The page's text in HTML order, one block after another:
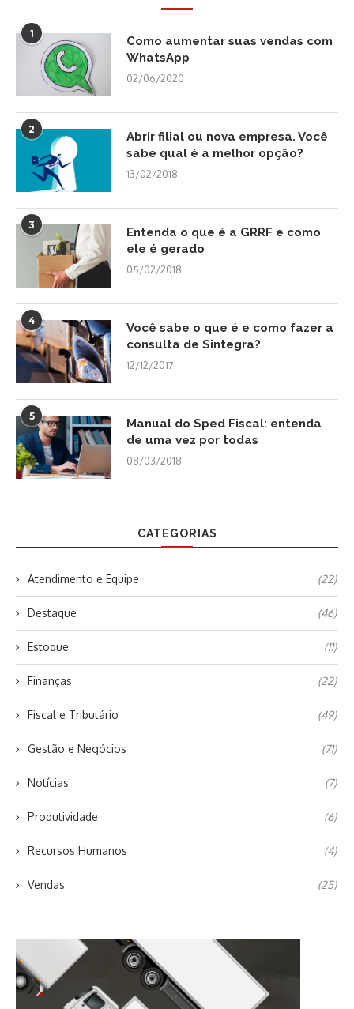
1
Como aumentar suas vendas com
WhatsApp
02/06/2020
2
Abrir filial ou nova empresa. Você
sabe qual é a melhor opção?
13/02/2018
3
Entenda o que é a GRRF e como
ele é gerado
05/02/2018
4
Você sabe o que é e como fazer a
consulta de Sintegra?
12/12/2017
5
Manual do Sped Fiscal: entenda
de uma vez por todas
08/03/2018
CATEGORIAS
Atendimento e Equipe (22)
Destaque (46)
Estoque (11)
Finanças (22)
Fiscal e Tributário (49)
Gestão e Negócios (71)
Notícias (7)
Produtividade (6)
Recursos Humanos (4)
Vendas (25)